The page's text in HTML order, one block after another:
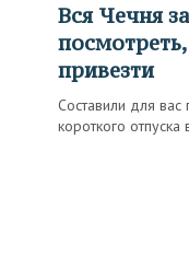
Вся Чечня за майские: что
привезти
Составили для
короткого отпуска